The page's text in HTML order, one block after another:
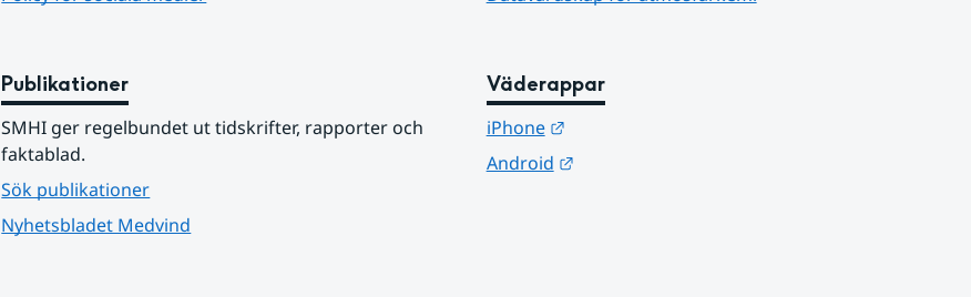
Publikationer
SMHI ger regelbundet ut tidskrifter, rapporter och
faktablad.
Sök publikationer
Nyhetsbladet Medvind
Väderappar
iPhone
Länk till annan webbplats.
Android
Länk till annan webbplats.